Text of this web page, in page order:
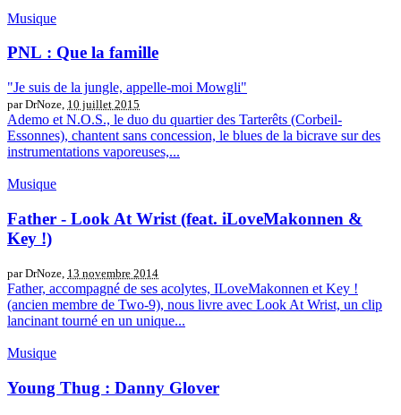
Musique
PNL : Que la famille
"Je suis de la jungle, appelle-moi Mowgli"
par DrNoze, 10 juillet 2015
Ademo et N.O.S., le duo du quartier des Tarterêts (Corbeil-
Essonnes), chantent sans concession, le blues de la bicrave sur des
instrumentations vaporeuses,...
Musique
Father - Look At Wrist (feat. iLoveMakonnen &
Key !)
par DrNoze, 13 novembre 2014
Father, accompagné de ses acolytes, ILoveMakonnen et Key !
(ancien membre de Two-9), nous livre avec Look At Wrist, un clip
lancinant tourné en un unique...
Musique
Young Thug : Danny Glover